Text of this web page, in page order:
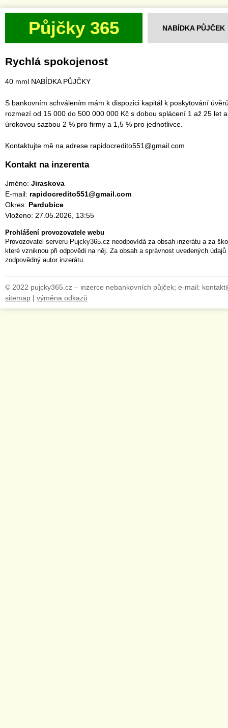
Půjčky 365 NABÍDKA PŮJČEK
Rychlá spokojenost
40 mml NABÍDKA PŮJČKY
S bankovním schválením mám k dispozici kapitál k poskytování
rozmezí od 15 000 do 500 000 000 Kč s dobou splácení 1 až 25 let a
úrokovou sazbou 2 % pro firmy a 1,5 % pro jednotlivce.
Kontaktujte mě na adrese rapidocredito551@gmail.com
Kontakt na inzerenta
Jméno: Jiraskova
E-mail: rapidocredito551@gmail.com
Okres: Pardubice
Vloženo: 27.05.2026, 13:55
Prohlášení provozovatele webu
Provozovatel serveru Pujcky365.cz neodpovídá za obsah inzerátu a za
které vzniknou při odpovědi na něj. Za obsah a správnost uvedených
zodpovědný autor inzerátu.
© 2022 pujcky365.cz – inzerce nebankovních půjček; e-mail:
sitemap | výměna odkazů